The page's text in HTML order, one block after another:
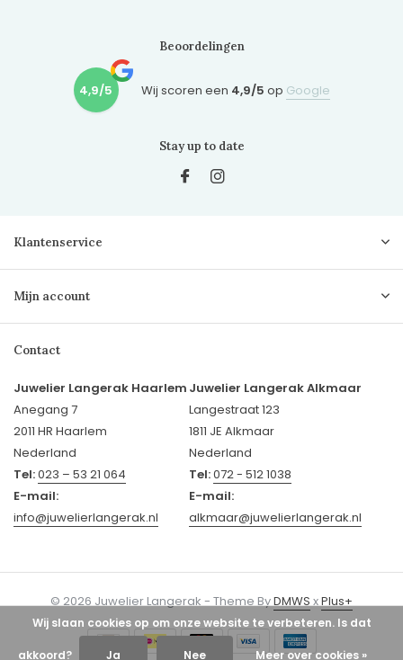
Beoordelingen
4,9/5 Wij scoren een 4,9/5 op Google
Stay up to date
Klantenservice
Mijn account
Contact
Juwelier Langerak Haarlem
Anegang 7
2011 HR Haarlem
Nederland
Tel:023 – 53 21 064
E-mail:
info@juwelierlangerak.nl
Juwelier Langerak Alkmaar
Langestraat 123
1811 JE Alkmaar
Nederland
Tel:072 - 512 1038
E-mail:
alkmaar@juwelierlangerak.nl
© 2026 Juwelier Langerak - Theme ByDMWSxPlus+
Wij slaan cookies op om onze website te verbeteren. Is dat
akkoord? Ja Nee Meer over cookies »